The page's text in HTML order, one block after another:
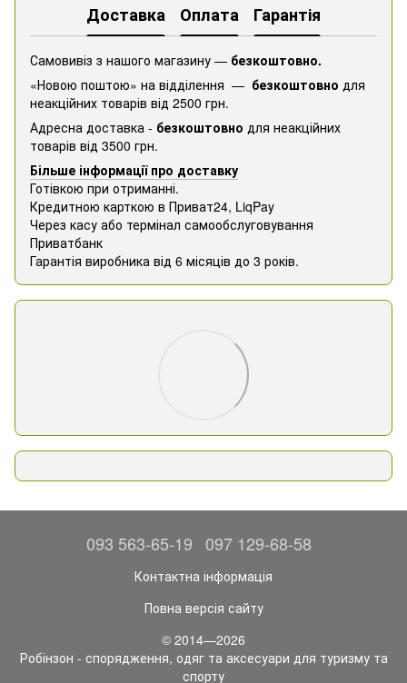
Доставка Оплата Гарантія
Самовивіз з нашого магазину — безкоштовно.
«Новою поштою» на відділення — безкоштовно для
неакційних товарів від 2500 грн.
Адресна доставка - безкоштовно для неакційних
товарів від 3500 грн.
Більше інформації про доставку
Готівкою при отриманні.
Кредитною карткою в Приват24, ​​LiqPay
Через касу або термінал самообслуговування
Приватбанк
Гарантія виробника від 6 місяців до 3 років.
093 563-65-19 097 129-68-58
Контактна інформація
Повна версія сайту
© 2014—2026
Робінзон - спорядження, одяг та аксесуари для туризму та
спорту